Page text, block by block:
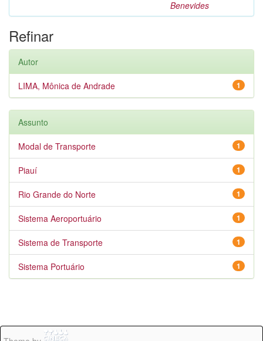
Benevides
Refinar
Autor
1
LIMA, Mônica de Andrade
Assunto
1
Modal de Transporte
1
Piauí
1
Rio Grande do Norte
1
Sistema Aeroportuário
1
Sistema de Transporte
1
Sistema Portuário